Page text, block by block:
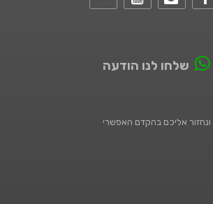
שלחו לנו הודעה
ונחזור אליכם בהקדם האפשרי